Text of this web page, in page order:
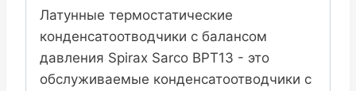
汽
疏
水
阀
Латунные термостатические
конденсатоотводчики с балансом
давления Spirax Sarco BPT13 - это
обслуживаемые конденсатоотводчики с